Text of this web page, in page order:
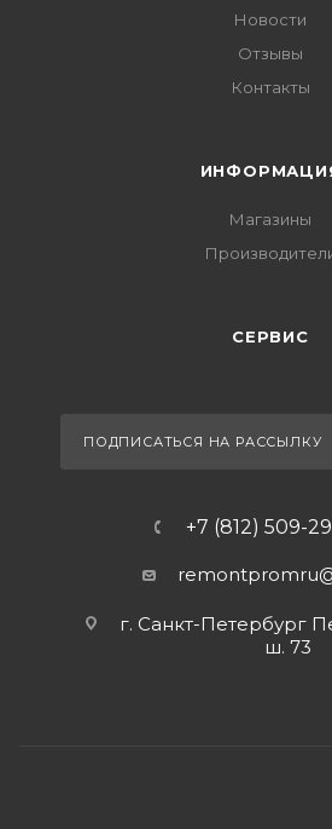
Новости
Отзывы
Контакты
Магазины
СЕРВИС
ПОДПИСАТЬСЯ НА РАССЫЛКУ
+7 (812) 509-
remontpromru
г. Санкт-Петербург
ш. 73